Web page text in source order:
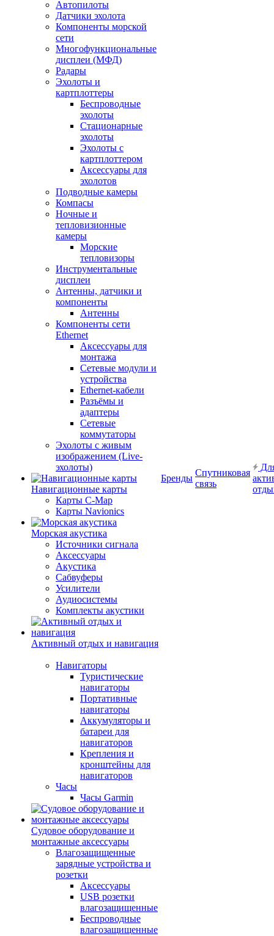
Автопилоты
Датчики эхолота
Компоненты морской
сети
Многофункциональные
дисплеи (МФД)
Радары
Эхолоты и
картплоттеры
Беспроводные
эхолоты
Стационарные
эхолоты
Эхолоты с
картплоттером
Аксессуары для
эхолотов
Подводные камеры
Компасы
Ночные и
тепловизионные
камеры
Морские
тепловизоры
Инструментальные
дисплеи
Антенны, датчики и
компоненты
Антенны
Компоненты сети
Ethernet
Аксессуары для
монтажа
Сетевые модули и
устройства
Ethernet-кабели
Разъёмы и
адаптеры
Сетевые
коммутаторы
Эхолоты с живым
изображением (Live-
эхолоты)
Навигационные карты
Карты C-Map
Карты Navionics
Морская акустика
Источники сигнала
Аксессуары
Акустика
Сабвуферы
Усилители
Аудиосистемы
Комплекты акустики
Активный отдых и навигация
Навигаторы
Туристические
навигаторы
Портативные
навигаторы
Аккумуляторы и
батареи для
навигаторов
Крепления и
кронштейны для
навигаторов
Часы
Часы Garmin
Судовое оборудование и
монтажные аксессуары
Влагозащищенные
зарядные устройства и
розетки
Аксессуары
USB розетки
влагозащищенные
Беспроводные
влагозащищенные
Бренды
Спутниковая
связь